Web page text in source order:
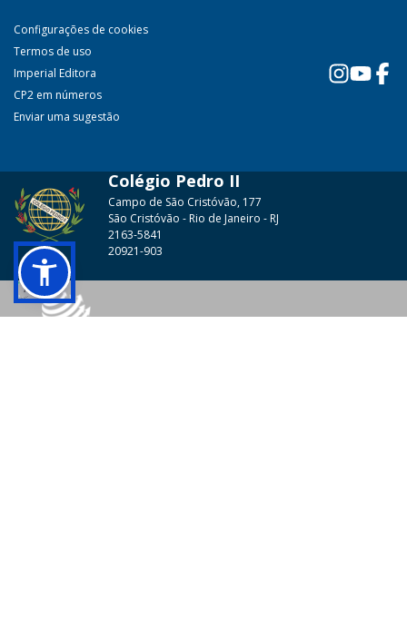
Configurações de cookies
Termos de uso
Imperial Editora
CP2 em números
Enviar uma sugestão
Colégio Pedro II
Campo de São Cristóvão, 177
São Cristóvão - Rio de Janeiro - RJ
2163-5841
20921-903